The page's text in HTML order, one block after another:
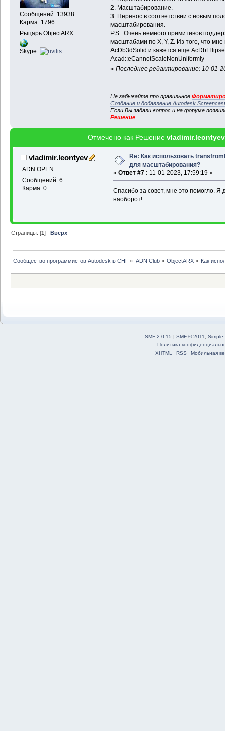
Сообщений: 13938
Карма: 1796
Рыцарь ObjectARX
Skype:
2. Масштабирование.
3. Перенос в соответствии с новым
масштабирования.
P.S.: Очень немного примитивов
масштабами по X, Y, Z. Из того, что
AcDb3dSolid и кажется еще
Acad::eCannotScaleNonUniformly
« Последнее редактирование: 10-01-
Не забывайте про правильное
Создание и добавление Autodesk
Если Вы задали вопрос и на форуме
Решение
Отмечено как Решение vladimir.leontyev
vladimir.leontyev
ADN OPEN
Сообщений: 6
Карма: 0
Re: Как использовать
для масштабирования?
« Ответ #7 : 11-01-2023, 17:59:19 »
Спасибо за совет, мне это помогло.
наоборот!
Страницы: [1]Вверх
Сообщество программистов Autodesk в СНГ » ADN Club» ObjectARX» Как
SMF 2.0.15 | SMF © 2011
Simple
Политика
XHTML
RSS Мобильная